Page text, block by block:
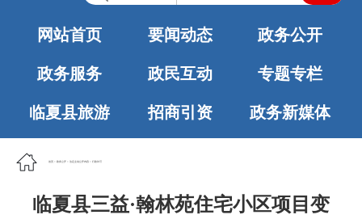
网站首页 要闻动态 政务公开
政务服务 政民互动 专题专栏
临夏县旅游 招商引资 政务新媒体
首页 政务公开 法定主动公开内容 行政许可
临夏县三益·翰林苑住宅小区项目变